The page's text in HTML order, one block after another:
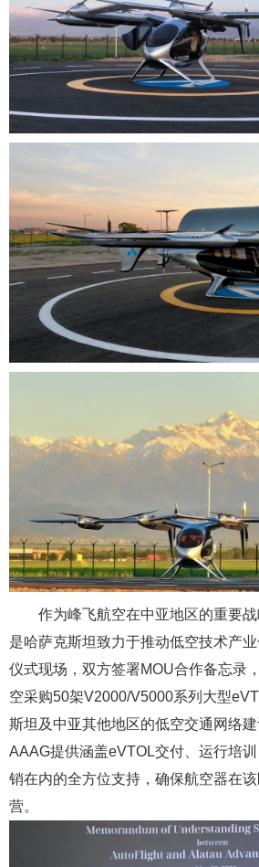
作为峰飞航空在中亚地区的重要
是哈萨克斯坦致力于推动低空技术产
仪式现场，双方签署MOU合作备忘录
空采购50架V2000/V5000系列大型
斯坦及中亚其他地区的低空交通网络
AAAG提供涵盖eVTOL交付、运行培
销在内的全方位支持，确保航空器在
营。